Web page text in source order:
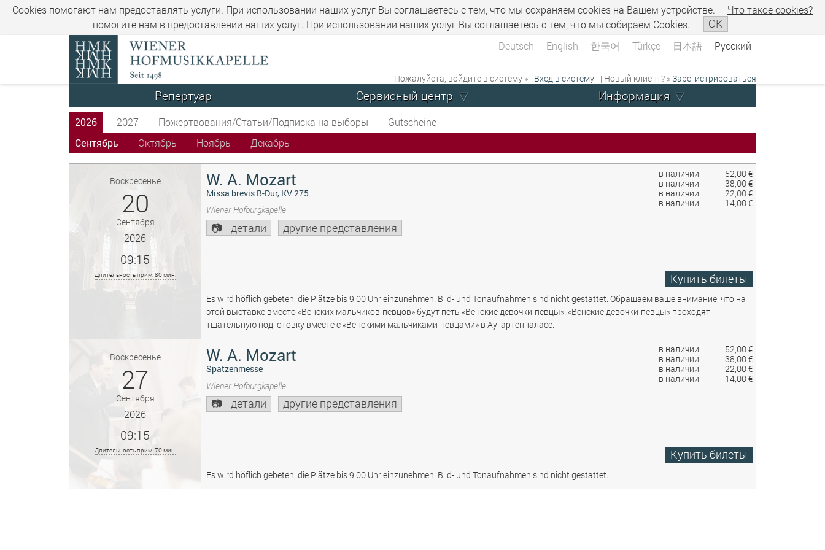
Cookies помогают нам предоставлять услуги. При использовании наших услуг Вы соглашаетесь с тем, что мы сохраняем сookies на Вашем устройстве.
Что такое сookies?
помогите нам в предоставлении наших услуг. При использовании наших услуг Вы соглашаетесь с тем, что мы собираем Cookies.
OK
Deutsch English 한국어 Türkçe 日本語 Русский
Пожалуйста, войдите в систему » Вход в систему | Новый клиент? »Зарегистрироваться
Репертуар Сервисный центр Информация
2026 2027 Пожертвования/Статьи/Подписка на выборы
Gutscheine
Сентябрь
Октябрь Ноябрь Декабрь
в наличии
52,00 €
в наличии
38,00 €
в наличии
22,00 €
в наличии
14,00 €
Воскресенье
20
Сентября
2026
09:15
Длительность прим. 80 мин.
W. A. Mozart
Missa brevis B-Dur, KV 275
Wiener Hofburgkapelle
детали другие представления
Купить билеты
Es wird höflich gebeten, die Plätze bis 9:00 Uhr einzunehmen. Bild- und Tonaufnahmen sind nicht gestattet. Обращаем ваше внимание, что на
этой выставке вместо «Венских мальчиков-певцов» будут петь «Венские девочки-певцы». «Венские девочки-певцы» проходят
тщательную подготовку вместе с «Венскими мальчиками-певцами» в Аугартенпаласе.
в наличии
52,00 €
в наличии
38,00 €
в наличии
22,00 €
в наличии
14,00 €
Воскресенье
27
Сентября
2026
09:15
Длительность прим. 70 мин.
W. A. Mozart
Spatzenmesse
Wiener Hofburgkapelle
детали другие представления
Купить билеты
Es wird höflich gebeten, die Plätze bis 9:00 Uhr einzunehmen. Bild- und Tonaufnahmen sind nicht gestattet.